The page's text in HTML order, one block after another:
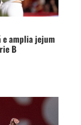
e amplia jejum
B